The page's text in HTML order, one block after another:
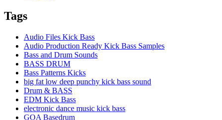
Tags
Audio Files Kick Bass
Audio Production Ready Kick Bass Samples
Bass and Drum Sounds
BASS DRUM
Bass Patterns Kicks
big fat low deep punchy kick bass sound
Drum & BASS
EDM Kick Bass
electronic dance music kick bass
GOA Basedrum